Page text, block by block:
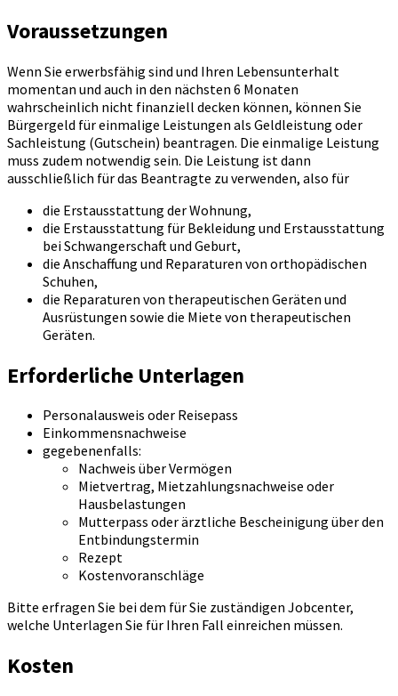
Voraussetzungen
Wenn Sie erwerbsfähig sind und Ihren Lebensunterhalt
momentan und auch in den nächsten 6 Monaten
wahrscheinlich nicht finanziell decken können, können Sie
Bürgergeld für einmalige Leistungen als Geldleistung oder
Sachleistung (Gutschein) beantragen. Die einmalige Leistung
muss zudem notwendig sein. Die Leistung ist dann
ausschließlich für das Beantragte zu verwenden, also für
die Erstausstattung der Wohnung,
die Erstausstattung für Bekleidung und Erstausstattung
bei Schwangerschaft und Geburt,
die Anschaffung und Reparaturen von orthopädischen
Schuhen,
die Reparaturen von therapeutischen Geräten und
Ausrüstungen sowie die Miete von therapeutischen
Geräten.
Erforderliche Unterlagen
Personalausweis oder Reisepass
Einkommensnachweise
gegebenenfalls:
Nachweis über Vermögen
Mietvertrag, Mietzahlungsnachweise oder
Hausbelastungen
Mutterpass oder ärztliche Bescheinigung über den
Entbindungstermin
Rezept
Kostenvoranschläge
Bitte erfragen Sie bei dem für Sie zuständigen Jobcenter,
welche Unterlagen Sie für Ihren Fall einreichen müssen.
Kosten